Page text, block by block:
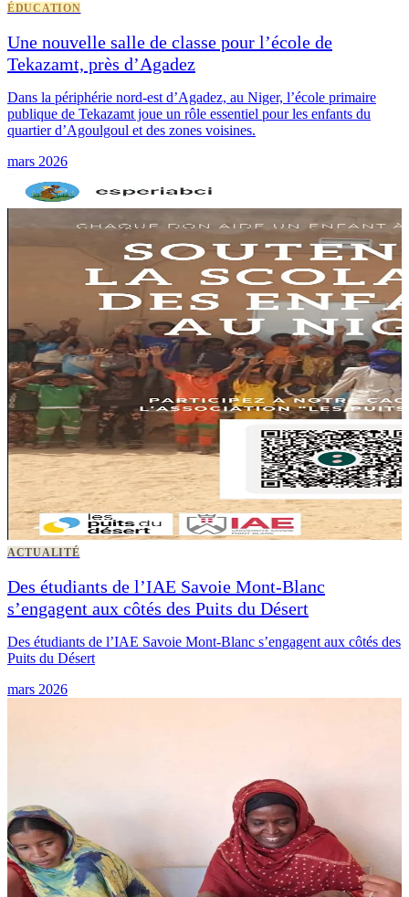
ÉDUCATION
Une nouvelle salle de classe pour l’école de
Tekazamt, près d’Agadez
Dans la périphérie nord-est d’Agadez, au Niger, l’école primaire
publique de Tekazamt joue un rôle essentiel pour les enfants du
quartier d’Agoulgoul et des zones voisines.
mars 2026
ACTUALITÉ
Des étudiants de l’IAE Savoie Mont-Blanc
s’engagent aux côtés des Puits du Désert
Des étudiants de l’IAE Savoie Mont-Blanc s’engagent aux côtés des
Puits du Désert
mars 2026